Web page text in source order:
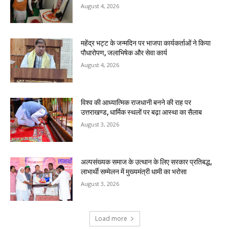
August 4, 2026
महेंद्र भट्ट के जन्मदिन पर भाजपा कार्यकर्ताओं ने किया
पौधारोपण, जलाभिषेक और सेवा कार्य
August 4, 2026
विश्व की आध्यात्मिक राजधानी बनने की राह पर
उत्तराखण्ड, धार्मिक स्थलों पर बढ़ा आस्था का सैलाब
August 3, 2026
अल्पसंख्यक समाज के उत्थान के लिए सरकार प्रतिबद्ध,
लाभार्थी सम्मेलन में मुख्यमंत्री धामी का भरोसा
August 3, 2026
Load more